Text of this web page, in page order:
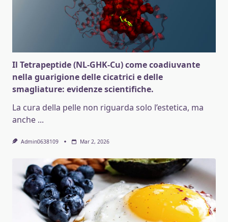
Il Tetrapeptide (NL-GHK-Cu) come coadiuvante
nella guarigione delle cicatrici e delle
smagliature: evidenze scientifiche.
La cura della pelle non riguarda solo l’estetica, ma
anche ...
Admin0638109 Mar 2, 2026